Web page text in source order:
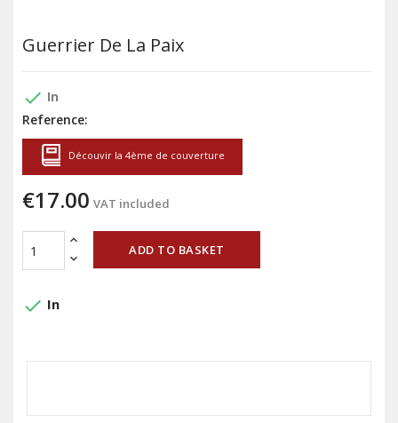
Guerrier De La Paix
done In
Reference:
Découvir la 4ème de couverture
€17.00 VAT included
ADD TO BASKET
done In